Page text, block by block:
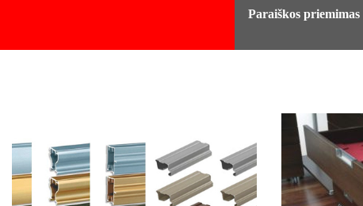
Paraiškos priemimas